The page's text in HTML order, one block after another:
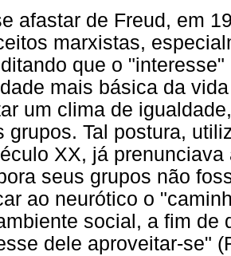
afastar de Freud, em
marxistas,
que o
mais básica da
um clima de
grupos. Tal postura,
XX, já
seus grupos não
ao neurótico o
social, a fim de
dele aproveitar-se"